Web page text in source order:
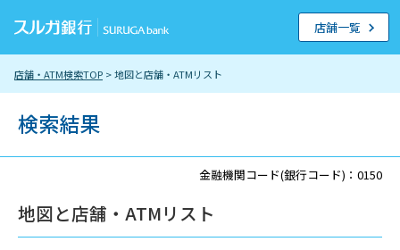
店舗・ATM検索TOP > 地図と店舗・ATMリスト
店舗一覧
検索結果
金融機関コード(銀行コード)：0150
地図と店舗・ATMリスト